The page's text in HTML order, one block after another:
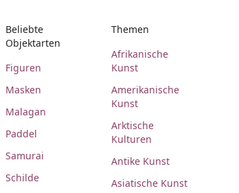
Beliebte
Objektarten
Figuren
Masken
Malagan
Paddel
Samurai
Schilde
Themen
Afrikanische
Kunst
Amerikanische
Kunst
Arktische
Kulturen
Antike Kunst
Asiatische Kunst